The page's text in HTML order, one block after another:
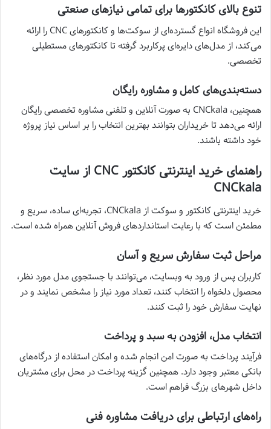
تنوع بالای کانکتورها برای تمامی نیازهای صنعتی
این فروشگاه انواع گسترده‌ای از سوکت‌ها و کانکتورهای CNC را ارائه
می‌کند، از مدل‌های دایره‌ای پرکاربرد گرفته تا کانکتورهای مستطیلی
تخصصی.
دسته‌بندی‌های کامل و مشاوره رایگان
همچنین، CNCkala به صورت آنلاین و تلفنی مشاوره تخصصی رایگان
ارائه می‌دهد تا خریداران بتوانند بهترین انتخاب را بر اساس نیاز پروژه
خود داشته باشند.
راهنمای خرید اینترنتی کانکتور CNC از سایت
CNCkala
خرید اینترنتی کانکتور و سوکت از CNCkala، تجربه‌ای ساده، سریع و
مطمئن است که با رعایت استانداردهای فروش آنلاین همراه شده است.
مراحل ثبت سفارش سریع و آسان
کاربران پس از ورود به وبسایت، می‌توانند با جستجوی مدل مورد نظر،
محصول دلخواه را انتخاب کنند، تعداد مورد نیاز را مشخص نمایند و در
نهایت سفارش خود را ثبت کنند.
انتخاب مدل، افزودن به سبد و پرداخت
فرآیند پرداخت به صورت امن انجام شده و امکان استفاده از درگاه‌های
بانکی معتبر وجود دارد. همچنین گزینه پرداخت در محل برای مشتریان
داخل شهرهای بزرگ فراهم است.
راه‌های ارتباطی برای دریافت مشاوره فنی